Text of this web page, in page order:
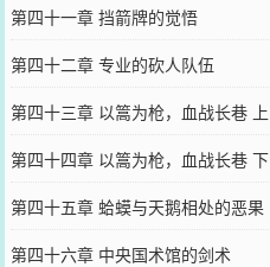
第四十一章 挡箭牌的觉悟
第四十二章 专业的砍人队伍
第四十三章 以篙为枪，血战长巷 上
第四十四章 以篙为枪，血战长巷 下
第四十五章 蛤蟆与天鹅相处的恶果
第四十六章 中央国术馆的剑术